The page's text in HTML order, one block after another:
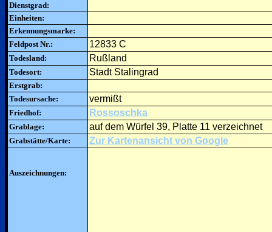
Dienstgrad:
Einheiten:
Erkennungsmarke:
Feldpost Nr.:
12833 C
Todesland: Rußland
Todesort: Stadt Stalingrad
Erstgrab:
Todesursache:
vermißt
Friedhof: Rossoschka
Grablage: auf dem Würfel 39, Platte 11 verzeichnet
Grabstätte/Karte: Zur Kartenansicht von Google
Auszeichnungen: